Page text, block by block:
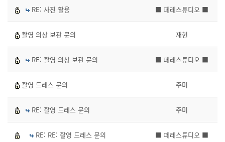
RE: 사진 활용 ■ 페레스튜디오 ■
촬영 의상 보관 문의 재현
RE: 촬영 의상 보관 문의 ■ 페레스튜디오 ■
촬영 드레스 문의 주미
RE: 촬영 드레스 문의 주미
RE: RE: 촬영 드레스 문의 ■ 페레스튜디오 ■